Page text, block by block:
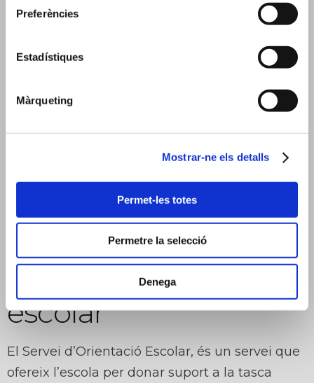
Preferències
Estadístiques
Màrqueting
Mostrar-ne els detalls
Permet-les totes
Permetre la selecció
Denega
Servei d’orientació
escolar
El Servei d’Orientació Escolar, és un servei que
ofereix l’escola per donar suport a la tasca